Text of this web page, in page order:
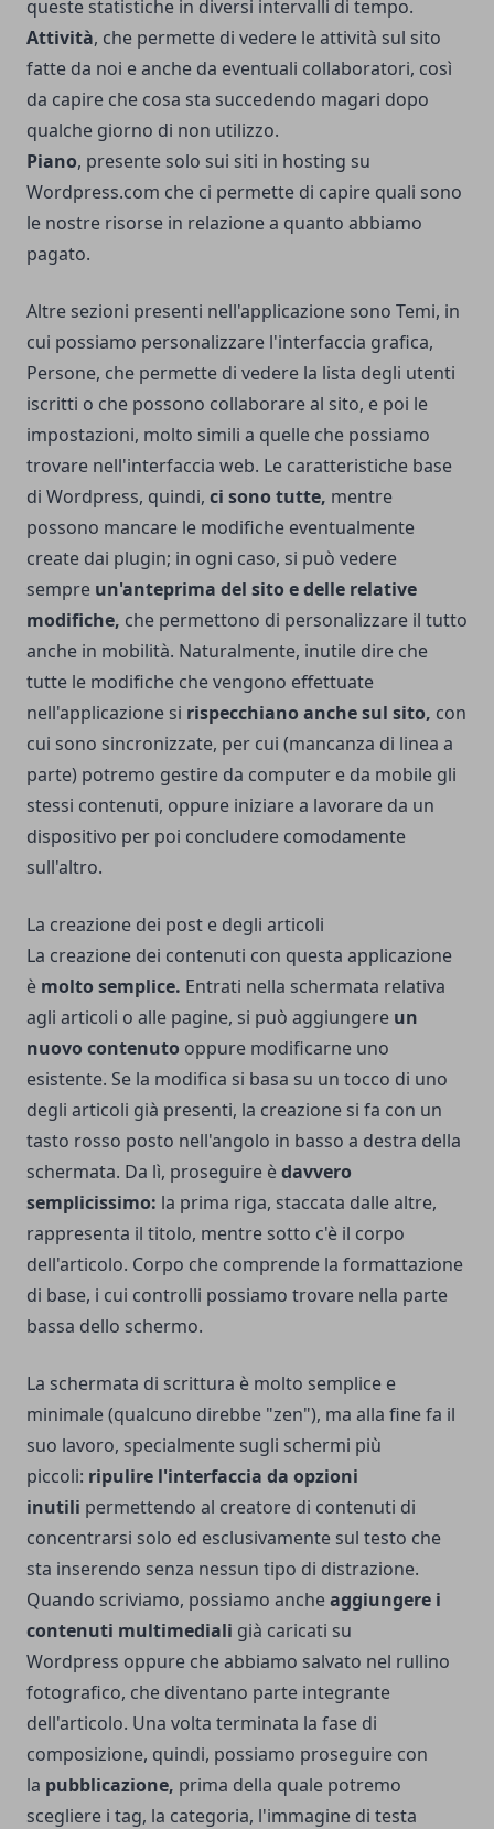
queste statistiche in diversi intervalli di tempo.
Attività, che permette di vedere le attività sul sito
fatte da noi e anche da eventuali collaboratori, così
da capire che cosa sta succedendo magari dopo
qualche giorno di non utilizzo.
Piano, presente solo sui siti in hosting su
Wordpress.com che ci permette di capire quali sono
le nostre risorse in relazione a quanto abbiamo
pagato.
Altre sezioni presenti nell'applicazione sono Temi, in
cui possiamo personalizzare l'interfaccia grafica,
Persone, che permette di vedere la lista degli utenti
iscritti o che possono collaborare al sito, e poi le
impostazioni, molto simili a quelle che possiamo
trovare nell'interfaccia web. Le caratteristiche base
di Wordpress, quindi, ci sono tutte, mentre
possono mancare le modifiche eventualmente
create dai plugin; in ogni caso, si può vedere
sempre un'anteprima del sito e delle relative
modifiche, che permettono di personalizzare il tutto
anche in mobilità. Naturalmente, inutile dire che
tutte le modifiche che vengono effettuate
nell'applicazione si rispecchiano anche sul sito, con
cui sono sincronizzate, per cui (mancanza di linea a
parte) potremo gestire da computer e da mobile gli
stessi contenuti, oppure iniziare a lavorare da un
dispositivo per poi concludere comodamente
sull'altro.
La creazione dei post e degli articoli
La creazione dei contenuti con questa applicazione
è molto semplice. Entrati nella schermata relativa
agli articoli o alle pagine, si può aggiungere un
nuovo contenuto oppure modificarne uno
esistente. Se la modifica si basa su un tocco di uno
degli articoli già presenti, la creazione si fa con un
tasto rosso posto nell'angolo in basso a destra della
schermata. Da lì, proseguire èdavvero
semplicissimo: la prima riga, staccata dalle altre,
rappresenta il titolo, mentre sotto c'è il corpo
dell'articolo. Corpo che comprende la formattazione
di base, i cui controlli possiamo trovare nella parte
bassa dello schermo.
La schermata di scrittura è molto semplice e
minimale (qualcuno direbbe "zen"), ma alla fine fa il
suo lavoro, specialmente sugli schermi più
piccoli: ripulire l'interfaccia da opzioni
inutili permettendo al creatore di contenuti di
concentrarsi solo ed esclusivamente sul testo che
sta inserendo senza nessun tipo di distrazione.
Quando scriviamo, possiamo ancheaggiungere i
contenuti multimediali già caricati su
Wordpress oppure che abbiamo salvato nel rullino
fotografico, che diventano parte integrante
dell'articolo. Una volta terminata la fase di
composizione, quindi, possiamo proseguire con
la pubblicazione, prima della quale potremo
scegliere i tag, la categoria, l'immagine di testa